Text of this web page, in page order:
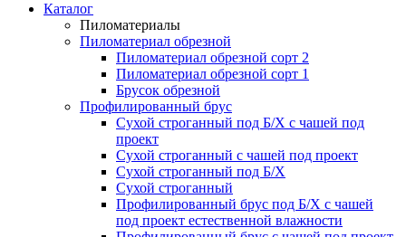
Каталог
Пиломатериалы
Пиломатериал обрезной
Пиломатериал обрезной сорт 2
Пиломатериал обрезной сорт 1
Брусок обрезной
Профилированный брус
Сухой строганный под Б/Х с чашей под
проект
Сухой строганный с чашей под проект
Сухой строганный под Б/Х
Сухой строганный
Профилированный брус под Б/Х с чашей
под проект естественной влажности